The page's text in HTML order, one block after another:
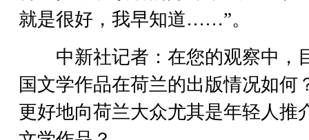
就是很好，我早知道……”。
中新社记者：在您的观察中，
国文学作品在荷兰的出版情况如何
更好地向荷兰大众尤其是年轻人推